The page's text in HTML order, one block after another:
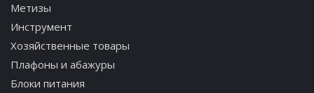
Метизы
Инструмент
Хозяйственные товары
Плафоны и абажуры
Блоки питания